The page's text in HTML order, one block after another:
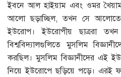
ইবনে আল হাইয়াম এবং ওমর
আলো ছড়াচ্ছিল, তখন সে আলোতে
ইউরোপ। ইউরোপীয় ছাত্ররা
বিশ্ববিদ্যালগুলিতে মুসলিম
করছিল। মুসলিম বিজ্ঞানীদের এই
নিয়ে ইউরোপে ছড়িয়ে পড়ে। এরই